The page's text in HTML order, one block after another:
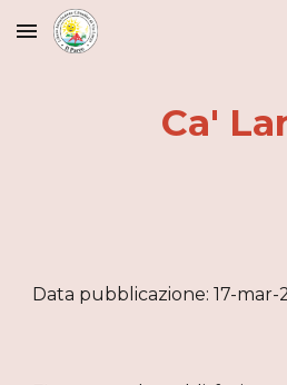
Skip to main content
Ca'
Data pubblicazione: 17-mar-